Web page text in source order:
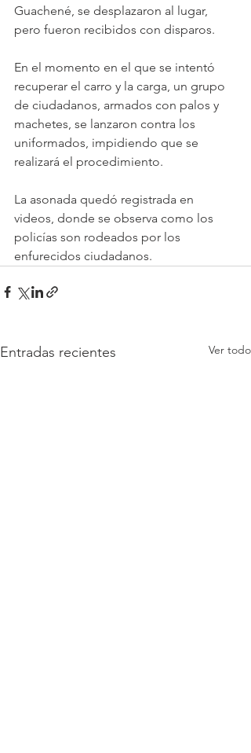
Guachené, se desplazaron al lugar,
pero fueron recibidos con disparos.
En el momento en el que se intentó
recuperar el carro y la carga, un grupo
de ciudadanos, armados con palos y
machetes, se lanzaron contra los
uniformados, impidiendo que se
realizará el procedimiento.
La asonada quedó registrada en
videos, donde se observa como los
policías son rodeados por los
enfurecidos ciudadanos.
Entradas recientes Ver todo